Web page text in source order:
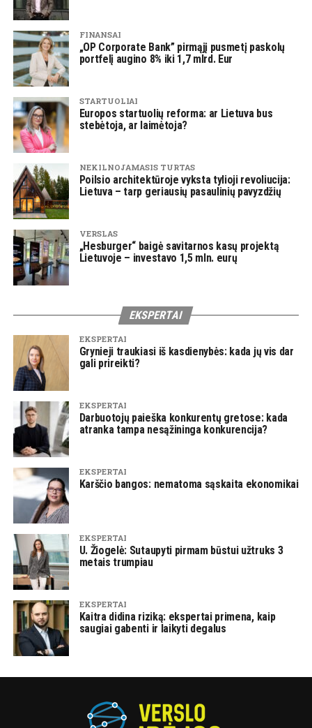
FINANSAI
„OP Corporate Bank” pirmąjį pusmetį paskolų
portfelį augino 8% iki 1,7 mlrd. Eur
STARTUOLIAI
Europos startuolių reforma: ar Lietuva bus
stebėtoja, ar laimėtoja?
NEKILNOJAMASIS TURTAS
Poilsio architektūroje vyksta tylioji revoliucija:
Lietuva – tarp geriausių pasaulinių pavyzdžių
VERSLAS
„Hesburger“ baigė savitarnos kasų projektą
Lietuvoje – investavo 1,5 mln. eurų
EKSPERTAI
EKSPERTAI
Grynieji traukiasi iš kasdienybės: kada jų vis dar
gali prireikti?
EKSPERTAI
Darbuotojų paieška konkurentų gretose: kada
atranka tampa nesąžininga konkurencija?
EKSPERTAI
Karščio bangos: nematoma sąskaita ekonomikai
EKSPERTAI
U. Žiogelė: Sutaupyti pirmam būstui užtruks 3
metais trumpiau
EKSPERTAI
Kaitra didina riziką: ekspertai primena, kaip
saugiai gabenti ir laikyti degalus